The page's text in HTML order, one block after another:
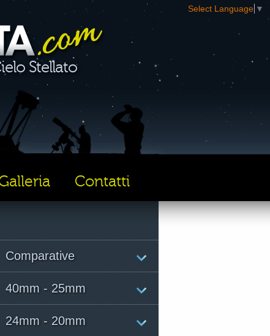
Stellato
Select Language ▼
Contatti
Comparative
40mm - 25mm
24mm - 20mm